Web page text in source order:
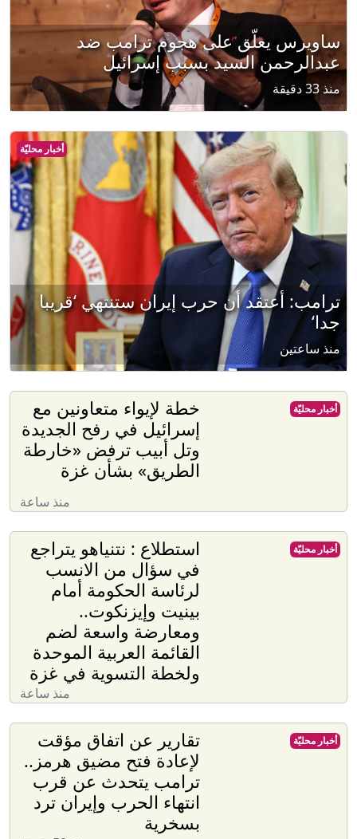
ساويرس يعلّق على هجوم ترامب ضد
عبدالرحمن السيد بسبب إسرائيل
منذ 33 دقيقة
أخبار محليّة
ترامب: أعتقد أن حرب إيران ستنتهي ‘قريبا
جدا‘
منذ ساعتين
خطة لإيواء متعاونين مع
إسرائيل في رفح الجديدة
وتل أبيب ترفض «خارطة
الطريق» بشأن غزة
منذ ساعة
أخبار محليّة
استطلاع : نتنياهو يتراجع
في سؤال من الانسب
لرئاسة الحكومة أمام
بينيت وإيزنكوت..
ومعارضة واسعة لضم
القائمة العربية الموحدة
ولخطة التسوية في غزة
منذ ساعة
أخبار محليّة
تقارير عن اتفاق مؤقت
لإعادة فتح مضيق هرمز..
ترامب يتحدث عن قرب
انتهاء الحرب وإيران ترد
بسخرية
أخبار محليّة